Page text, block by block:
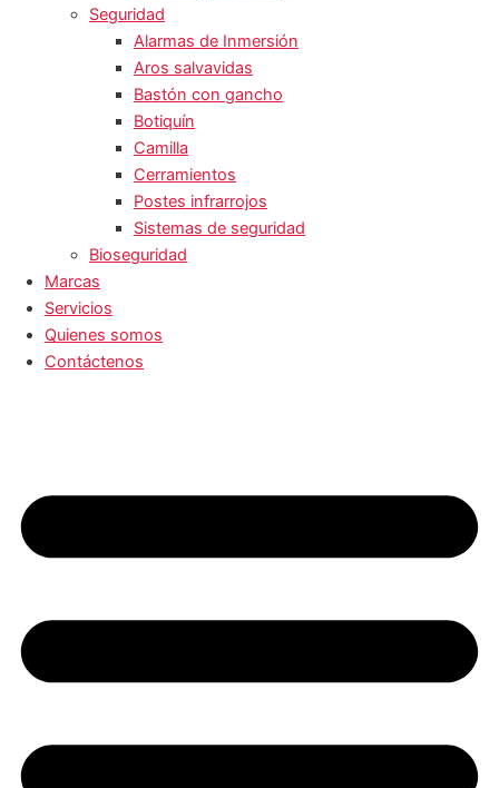
Seguridad
Alarmas de Inmersión
Aros salvavidas
Bastón con gancho
Botiquín
Camilla
Cerramientos
Postes infrarrojos
Sistemas de seguridad
Bioseguridad
Marcas
Servicios
Quienes somos
Contáctenos